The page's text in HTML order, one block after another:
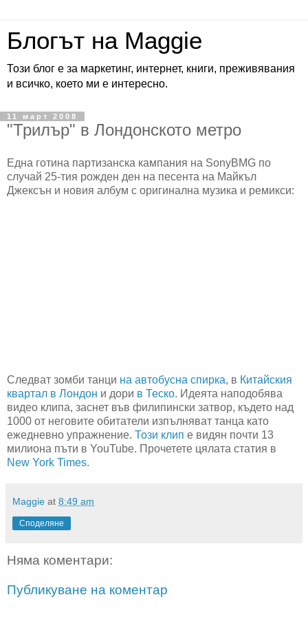
Блогът на Maggie
Този блог е за маркетинг, интернет, книги, преживявания
и всичко, което ми е интересно.
11 март 2008
"Трилър" в Лондонското метро
Една готина партизанска кампания на SonyBMG по
случай 25-тия рожден ден на песента на Майкъл
Джексън и новия албум с оригинална музика и ремикси:
Следват зомби танци на автобусна спирка, в Китайския
квартал в Лондон и дори в Теско. Идеята наподобява
видео клипа, заснет във филипински затвор, където над
1000 от неговите обитатели изпълняват танца като
ежедневно упражнение. Този клип е видян почти 13
милиона пъти в YouTube. Прочетете цялата статия в
New York Times.
Maggie at 8:49 am
Споделяне
Няма коментари:
Публикуване на коментар